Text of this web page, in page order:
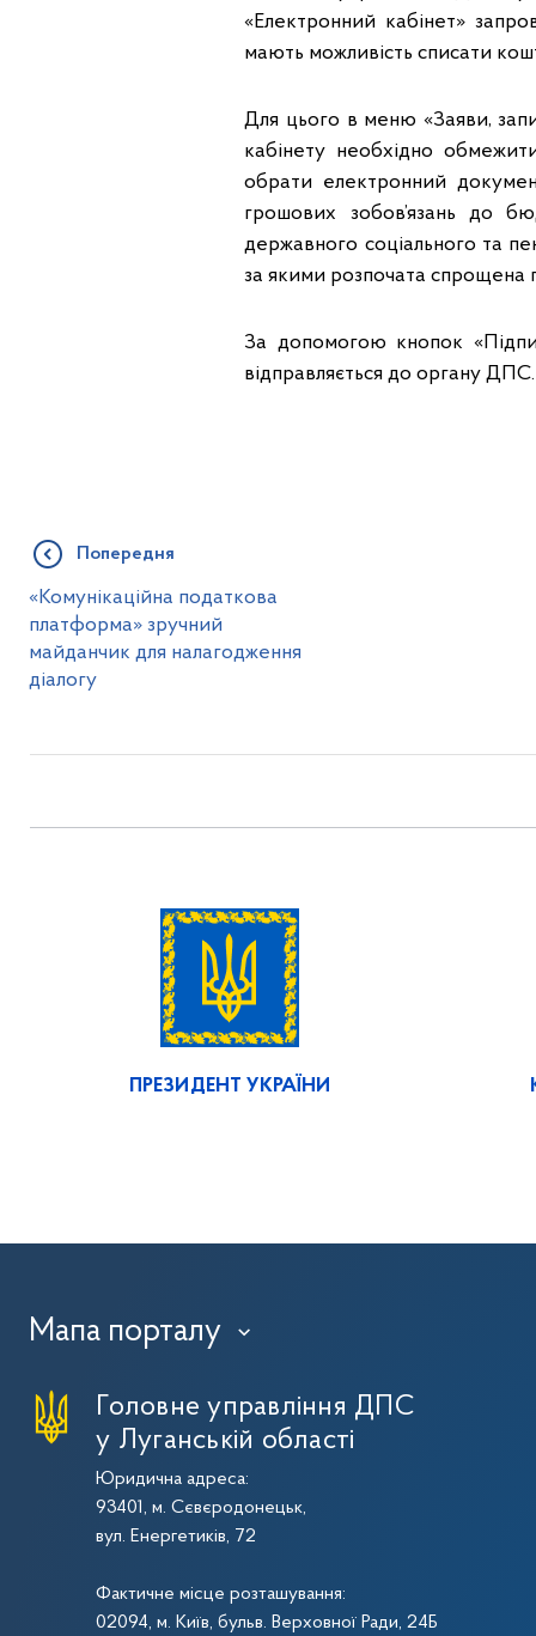
«Електронний кабінет»
мають можливість списати
Для цього в меню «Заяви,
кабінету необхідно
обрати електронний
грошових зобов’язань до
державного соціального та
за якими розпочата спрощена
За допомогою кнопок
відправляється до органу ДПС.
Попередня
«Комунікаційна податкова
платформа» зручний
майданчик для налагодження
діалогу
ПРЕЗИДЕНТ УКРАЇНИ
Мапа порталу ›
Головне управління ДПС
у Луганській області
Юридична адреса:
93401, м. Сєвєродонецьк,
вул. Енергетиків, 72
Фактичне місце розташування:
02094, м. Київ, бульв. Верховної Ради, 24Б